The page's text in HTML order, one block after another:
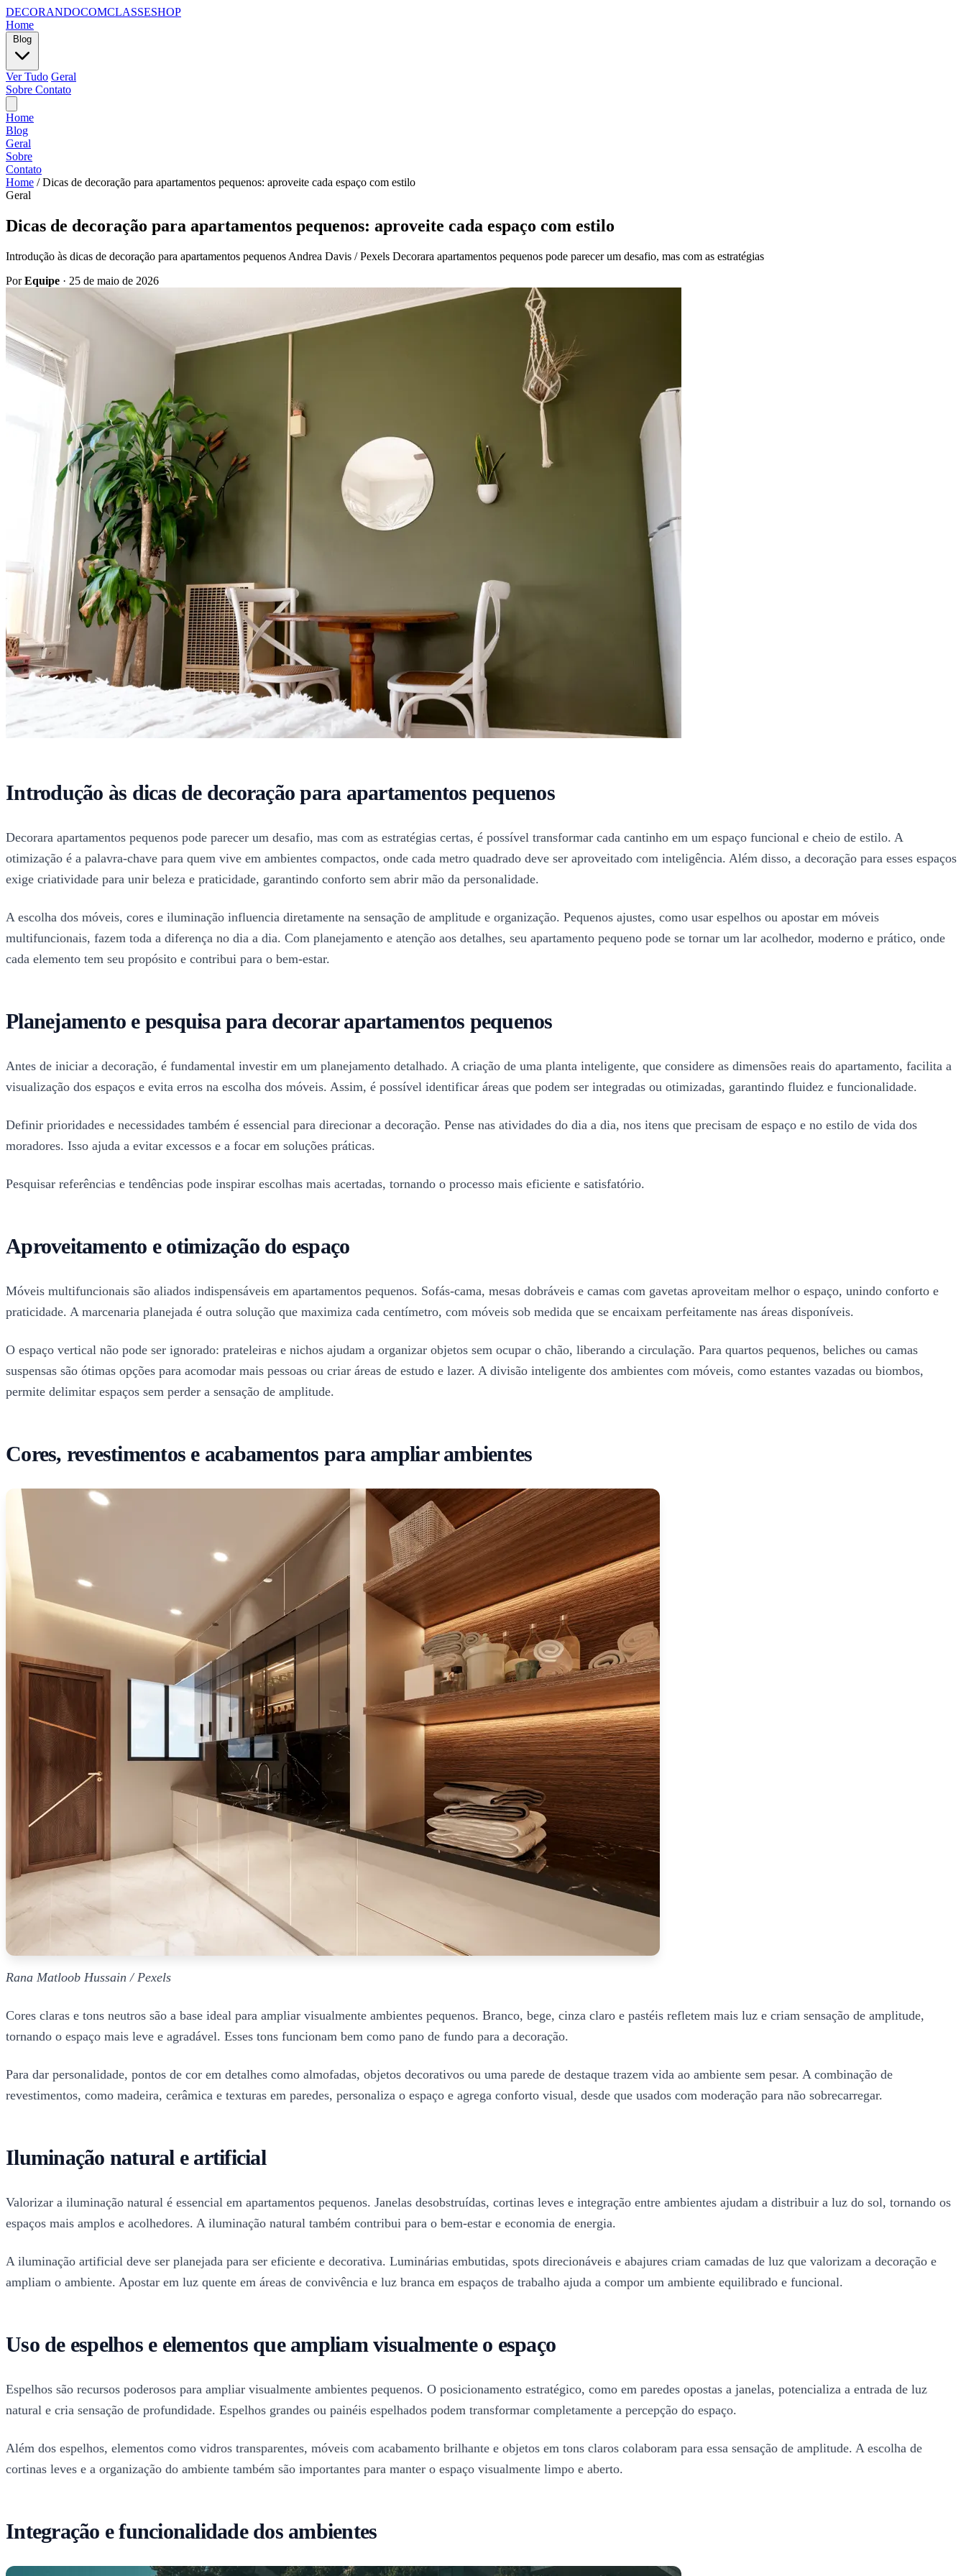
DECORANDOCOMCLASSESHOP
Home
Ver Tudo Geral
Sobre Contato
Home
Blog
Geral
Sobre
Contato
Home / Dicas de decoração para apartamentos pequenos: aproveite cada espaço com estilo
Geral
Dicas de decoração para apartamentos pequenos: aproveite cada espaço com estilo
Introdução às dicas de decoração para apartamentos pequenos Andrea Davis / Pexels Decorara apartamentos pequenos pode parecer um desafio, mas com as estratégias
PorEquipe · 25 de maio de 2026
Introdução às dicas de decoração para apartamentos pequenos
Decorara apartamentos pequenos pode parecer um desafio, mas com as estratégias certas, é possível transformar cada cantinho em um espaço funcional e cheio de estilo. A
otimização é a palavra-chave para quem vive em ambientes compactos, onde cada metro quadrado deve ser aproveitado com inteligência. Além disso, a decoração para esses espaços
exige criatividade para unir beleza e praticidade, garantindo conforto sem abrir mão da personalidade.
A escolha dos móveis, cores e iluminação influencia diretamente na sensação de amplitude e organização. Pequenos ajustes, como usar espelhos ou apostar em móveis
multifuncionais, fazem toda a diferença no dia a dia. Com planejamento e atenção aos detalhes, seu apartamento pequeno pode se tornar um lar acolhedor, moderno e prático, onde
cada elemento tem seu propósito e contribui para o bem-estar.
Planejamento e pesquisa para decorar apartamentos pequenos
Antes de iniciar a decoração, é fundamental investir em um planejamento detalhado. A criação de uma planta inteligente, que considere as dimensões reais do apartamento, facilita a
visualização dos espaços e evita erros na escolha dos móveis. Assim, é possível identificar áreas que podem ser integradas ou otimizadas, garantindo fluidez e funcionalidade.
Definir prioridades e necessidades também é essencial para direcionar a decoração. Pense nas atividades do dia a dia, nos itens que precisam de espaço e no estilo de vida dos
moradores. Isso ajuda a evitar excessos e a focar em soluções práticas.
Pesquisar referências e tendências pode inspirar escolhas mais acertadas, tornando o processo mais eficiente e satisfatório.
Aproveitamento e otimização do espaço
Móveis multifuncionais são aliados indispensáveis em apartamentos pequenos. Sofás-cama, mesas dobráveis e camas com gavetas aproveitam melhor o espaço, unindo conforto e
praticidade. A marcenaria planejada é outra solução que maximiza cada centímetro, com móveis sob medida que se encaixam perfeitamente nas áreas disponíveis.
O espaço vertical não pode ser ignorado: prateleiras e nichos ajudam a organizar objetos sem ocupar o chão, liberando a circulação. Para quartos pequenos, beliches ou camas
suspensas são ótimas opções para acomodar mais pessoas ou criar áreas de estudo e lazer. A divisão inteligente dos ambientes com móveis, como estantes vazadas ou biombos,
permite delimitar espaços sem perder a sensação de amplitude.
Cores, revestimentos e acabamentos para ampliar ambientes
Rana Matloob Hussain / Pexels
Cores claras e tons neutros são a base ideal para ampliar visualmente ambientes pequenos. Branco, bege, cinza claro e pastéis refletem mais luz e criam sensação de amplitude,
tornando o espaço mais leve e agradável. Esses tons funcionam bem como pano de fundo para a decoração.
Para dar personalidade, pontos de cor em detalhes como almofadas, objetos decorativos ou uma parede de destaque trazem vida ao ambiente sem pesar. A combinação de
revestimentos, como madeira, cerâmica e texturas em paredes, personaliza o espaço e agrega conforto visual, desde que usados com moderação para não sobrecarregar.
Iluminação natural e artificial
Valorizar a iluminação natural é essencial em apartamentos pequenos. Janelas desobstruídas, cortinas leves e integração entre ambientes ajudam a distribuir a luz do sol, tornando os
espaços mais amplos e acolhedores. A iluminação natural também contribui para o bem-estar e economia de energia.
A iluminação artificial deve ser planejada para ser eficiente e decorativa. Luminárias embutidas, spots direcionáveis e abajures criam camadas de luz que valorizam a decoração e
ampliam o ambiente. Apostar em luz quente em áreas de convivência e luz branca em espaços de trabalho ajuda a compor um ambiente equilibrado e funcional.
Uso de espelhos e elementos que ampliam visualmente o espaço
Espelhos são recursos poderosos para ampliar visualmente ambientes pequenos. O posicionamento estratégico, como em paredes opostas a janelas, potencializa a entrada de luz
natural e cria sensação de profundidade. Espelhos grandes ou painéis espelhados podem transformar completamente a percepção do espaço.
Além dos espelhos, elementos como vidros transparentes, móveis com acabamento brilhante e objetos em tons claros colaboram para essa sensação de amplitude. A escolha de
cortinas leves e a organização do ambiente também são importantes para manter o espaço visualmente limpo e aberto.
Integração e funcionalidade dos ambientes